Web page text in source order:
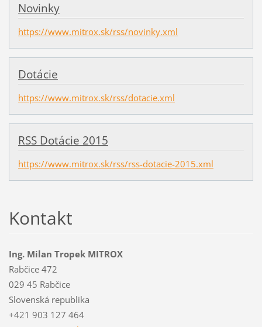
Novinky
https://www.mitrox.sk/rss/novinky.xml
Dotácie
https://www.mitrox.sk/rss/dotacie.xml
RSS Dotácie 2015
https://www.mitrox.sk/rss/rss-dotacie-2015.xml
Kontakt
Ing. Milan Tropek MITROX
Rabčice 472
029 45 Rabčice
Slovenská republika
+421 903 127 464